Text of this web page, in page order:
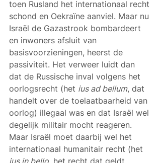
toen Rusland het internationaal recht
schond en Oekraïne aanviel. Maar nu
Israël de Gazastrook bombardeert
en inwoners afsluit van
basisvoorzieningen, heerst de
passiviteit. Het verweer luidt dan
dat de Russische inval volgens het
oorlogsrecht (het ius ad bellum, dat
handelt over de toelaatbaarheid van
oorlog) illegaal was en dat Israël wel
degelijk militair mocht reageren.
Maar Israël moet daarbij wel het
internationaal humanitair recht (het